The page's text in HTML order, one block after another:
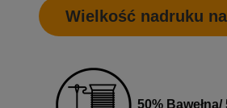
Wielkość nadruku
50%